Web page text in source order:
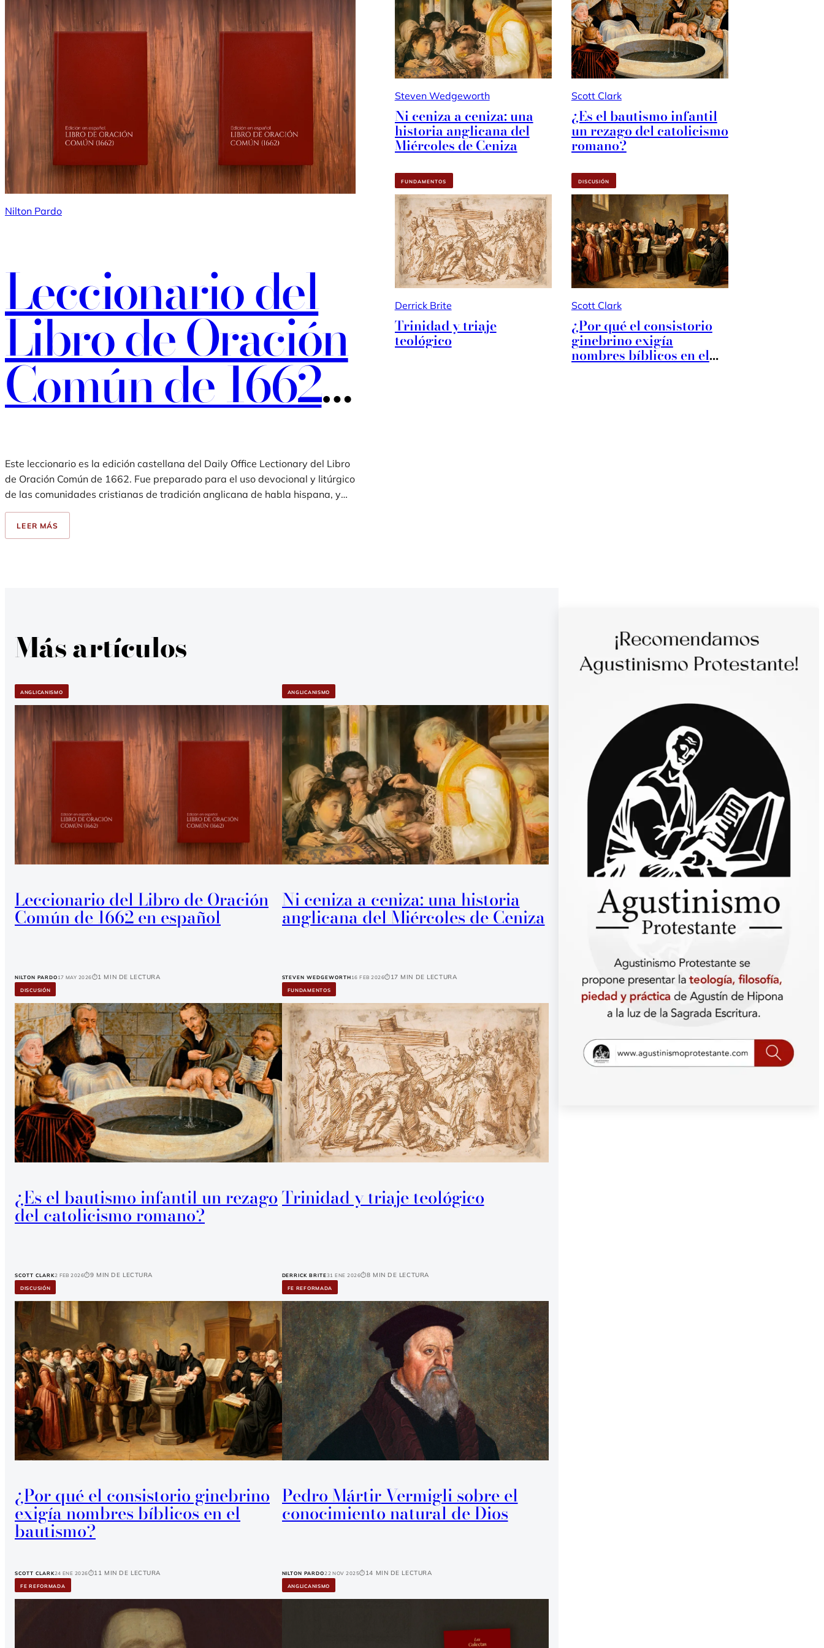
Nilton Pardo
Leccionario del
Libro de Oración
Común de 1662
en español
Este leccionario es la edición castellana del Daily Office Lectionary del Libro
de Oración Común de 1662. Fue preparado para el uso devocional y litúrgico
de las comunidades cristianas de tradición anglicana de habla hispana, y
constituye un volumen aparte del Libro de Oración Común de 1662 junto con
su Ordinal, que pronto será publicado…
LEER MÁS
:
LECCIONARIO
Steven Wedgeworth
Ni ceniza a ceniza: una
historia anglicana del
Miércoles de Ceniza
Scott Clark
¿Es el bautismo infantil
un rezago del catolicismo
romano?
FUNDAMENTOS
Derrick Brite
Trinidad y triaje
teológico
DISCUSIÓN
Scott Clark
¿Por qué el consistorio
ginebrino exigía
nombres bíblicos en el
Más artículos
ANGLICANISMO
Leccionario del Libro de Oración
Común de 1662 en español
NILTON PARDO17 May 2026 1 min de lectura
ANGLICANISMO
Ni ceniza a ceniza: una historia
anglicana del Miércoles de Ceniza
STEVEN WEDGEWORTH16 Feb 2026 17 min de lectura
DISCUSIÓN
¿Es el bautismo infantil un rezago
del catolicismo romano?
SCOTT CLARK2 Feb 2026 9 min de lectura
FUNDAMENTOS
Trinidad y triaje teológico
DERRICK BRITE31 Ene 2026 8 min de lectura
DISCUSIÓN
¿Por qué el consistorio ginebrino
exigía nombres bíblicos en el
bautismo?
SCOTT CLARK24 Ene 2026 11 min de lectura
FE REFORMADA
Pedro Mártir Vermigli sobre el
conocimiento natural de Dios
NILTON PARDO22 Nov 2025 14 min de lectura
FE REFORMADA ANGLICANISMO